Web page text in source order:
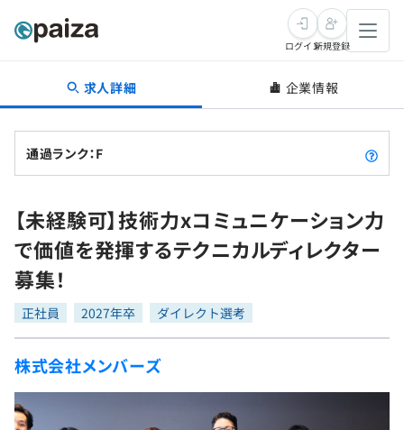
転職・キャリア
転職成功ガイド
転職エージェント
インタビュー
転職成功ガイド
新卒就活
求人検索
本選考
インターン
新卒エージェント
イベント・セミナー
学習
問題集
4択課題
プログラミング言語
ゲーム・マンガ
Tech Team Journal
paizaとは？
ログイン新規登録
求人詳細 企業情報
通過ランク：F
【未経験可】技術力xコミュニケーション力
で価値を発揮するテクニカルディレクター
募集！
正社員 2027年卒 ダイレクト選考
株式会社メンバーズ